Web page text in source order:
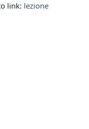
link: lezione